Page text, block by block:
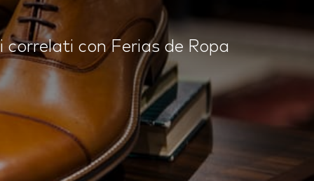
correlati con Ferias de Ropa